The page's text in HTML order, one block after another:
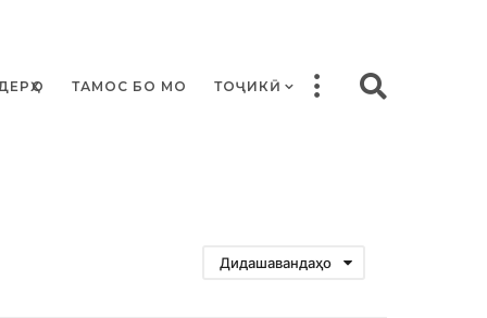
ТАМОС БО МО ТОҶИКӢ
Дидашавандаҳо